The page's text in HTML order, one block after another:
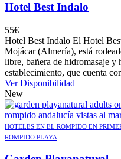
Hotel Best Indalo
55€
Hotel Best Indalo El Hotel
Mojácar (Almería), está
libre, bañera de hidromasaje y
establecimiento, que cuenta
Ver Disponibilidad
New
HOTELES EN EL ROMPIDO EN
ROMPIDO PLAYA